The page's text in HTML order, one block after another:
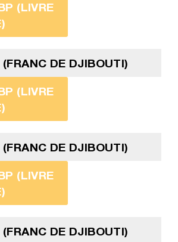
(LIVRE
DE DJIBOUTI)
(LIVRE
DE DJIBOUTI)
(LIVRE
DE DJIBOUTI)